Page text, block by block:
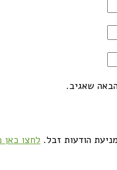
שאגיב.
הודעות זבל. לחצו כאן